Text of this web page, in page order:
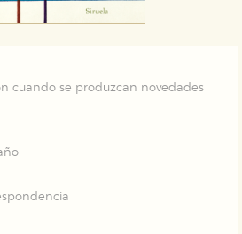
cuando se produzcan novedades